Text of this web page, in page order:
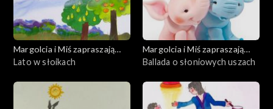
Margolcia i Miś zapraszają
dziś
Lato w słoikach
Margolcia i Miś zapraszają
dziś
Ballada o słoniowych uszach